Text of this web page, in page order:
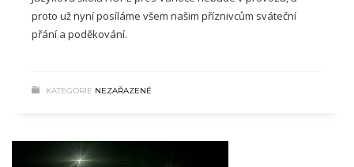
proto už nyní posíláme všem našim příznivcům sváteční
přání a poděkování.
KATEGORIE NEZAŘAZENÉ